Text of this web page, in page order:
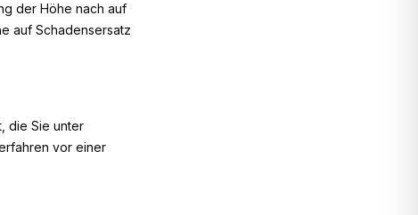
der Höhe nach auf
auf Schadensersatz
die Sie unter
vor einer